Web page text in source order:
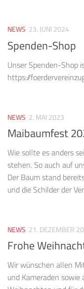
NEWS 23. JUNI 2024
Spenden-Shop
Unser Spenden-Shop
https://
NEWS 2. MAI 2023
Maibaumfest
Wie sollte es anders
stehen. So auch auf
Der Baum stand
und die Schilder der
NEWS 21. DEZEMBER
Frohe
Wir wünschen allen
und Kameraden